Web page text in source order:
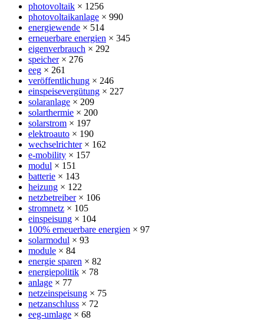
photovoltaik × 1256
photovoltaikanlage × 990
energiewende × 514
erneuerbare energien × 345
eigenverbrauch × 292
speicher× 276
eeg × 261
veröffentlichung × 246
einspeisevergütung × 227
solaranlage × 209
solarthermie × 200
solarstrom × 197
elektroauto × 190
wechselrichter× 162
e-mobility × 157
modul × 151
batterie × 143
heizung × 122
netzbetreiber× 106
stromnetz × 105
einspeisung × 104
100% erneuerbare energien × 97
solarmodul × 93
module × 84
energie sparen × 82
energiepolitik × 78
anlage × 77
netzeinspeisung × 75
netzanschluss × 72
eeg-umlage × 68